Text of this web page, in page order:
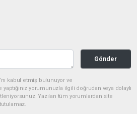
Gönder
kabul etmiş bulunuyor ve
yorumunuzla ilgili doğrudan veya dolaylı
Yazılan tüm yorumlardan site